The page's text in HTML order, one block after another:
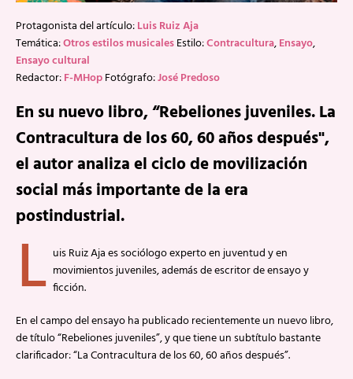
Protagonista del artículo:Luis Ruiz Aja
Temática:Otros estilos musicalesEstilo:Contracultura,Ensayo,
Ensayo cultural
Redactor:F-MHopFotógrafo:José Predoso
En su nuevo libro, “Rebeliones juveniles. La
Contracultura de los 60, 60 años después",
el autor analiza el ciclo de movilización
social más importante de la era
postindustrial.
L uis Ruiz Aja es sociólogo experto en juventud y en
movimientos juveniles, además de escritor de ensayo y
ficción.
En el campo del ensayo ha publicado recientemente un nuevo libro,
de título “Rebeliones juveniles”, y que tiene un subtítulo bastante
clarificador: “La Contracultura de los 60, 60 años después”.